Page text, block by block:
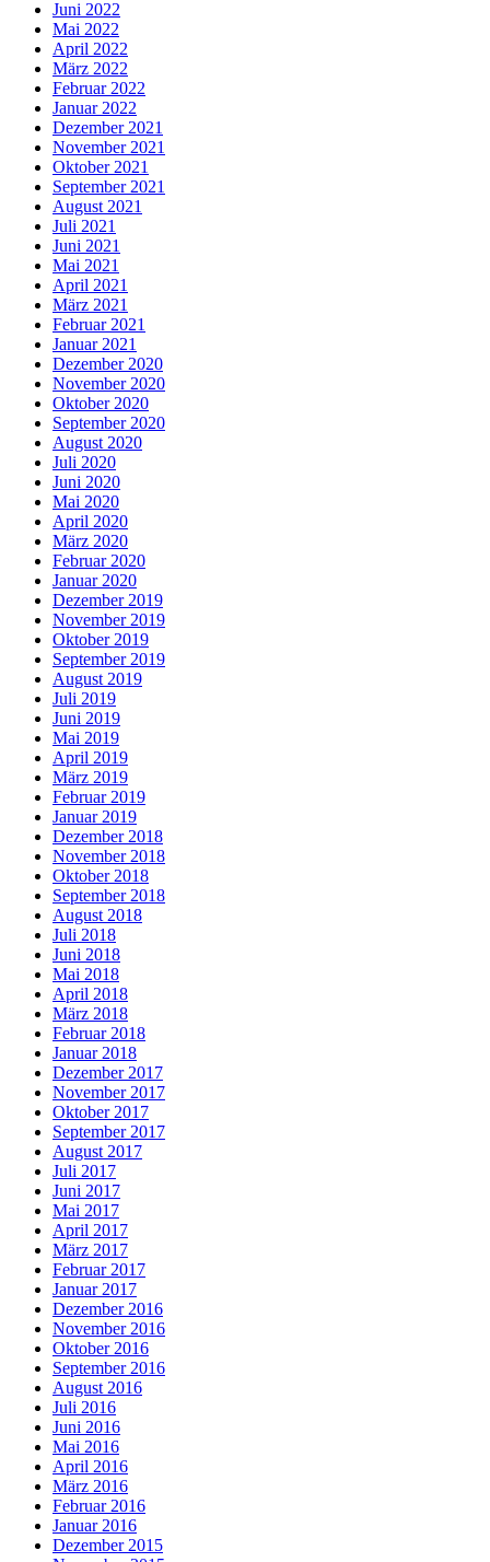
Juni 2022
Mai 2022
April 2022
März 2022
Februar 2022
Januar 2022
Dezember 2021
November 2021
Oktober 2021
September 2021
August 2021
Juli 2021
Juni 2021
Mai 2021
April 2021
März 2021
Februar 2021
Januar 2021
Dezember 2020
November 2020
Oktober 2020
September 2020
August 2020
Juli 2020
Juni 2020
Mai 2020
April 2020
März 2020
Februar 2020
Januar 2020
Dezember 2019
November 2019
Oktober 2019
September 2019
August 2019
Juli 2019
Juni 2019
Mai 2019
April 2019
März 2019
Februar 2019
Januar 2019
Dezember 2018
November 2018
Oktober 2018
September 2018
August 2018
Juli 2018
Juni 2018
Mai 2018
April 2018
März 2018
Februar 2018
Januar 2018
Dezember 2017
November 2017
Oktober 2017
September 2017
August 2017
Juli 2017
Juni 2017
Mai 2017
April 2017
März 2017
Februar 2017
Januar 2017
Dezember 2016
November 2016
Oktober 2016
September 2016
August 2016
Juli 2016
Juni 2016
Mai 2016
April 2016
März 2016
Februar 2016
Januar 2016
Dezember 2015